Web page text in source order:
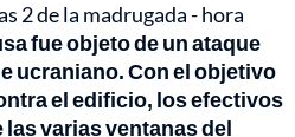
2 de la madrugada - hora
fue objeto de un ataque
ucraniano. Con el objetivo
el edificio, los efectivos
varias ventanas del